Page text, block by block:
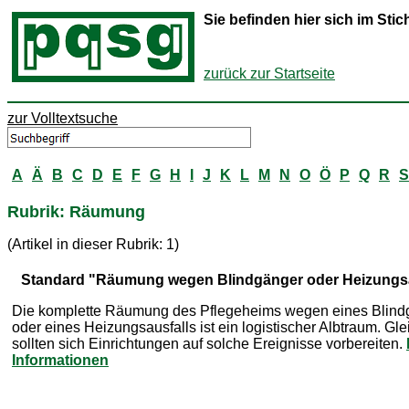
Sie befinden hier sich im
zurück zur Startseite
zur Volltextsuche
A Ä B C D E F G H J K L M N O Ö P Q R S
Rubrik: Räumung
(Artikel in dieser Rubrik: 1)
Standard "Räumung wegen Blindgänger oder
Die komplette Räumung des Pflegeheims wegen eines
oder eines Heizungsausfalls ist ein logistischer Albtraum.
sollten sich Einrichtungen auf solche Ereignisse vorbereiten.
Informationen